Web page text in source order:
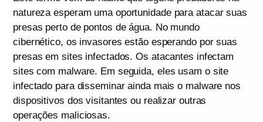
natureza esperam uma oportunidade para atacar suas
presas perto de pontos de água. No mundo
cibernético, os invasores estão esperando por suas
presas em sites infectados. Os atacantes infectam
sites com malware. Em seguida, eles usam o site
infectado para disseminar ainda mais o malware nos
dispositivos dos visitantes ou realizar outras
operações maliciosas.